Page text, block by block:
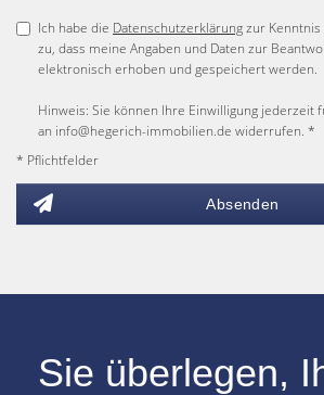
Ich habe die Datenschutzerklärungzur
zu, dass meine Angaben und Daten zur
elektronisch erhoben und gespeichert werden.
Hinweis: Sie können Ihre Einwilligung jederzeit
an info@hegerich-immobilien.de widerrufen. *
* Pflichtfelder
Absenden
Sie überlegen,